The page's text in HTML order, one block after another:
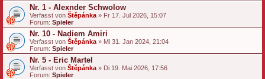
Nr. 1 - Alexnder Schwolow
Verfasst von Štěpánka » Fr 17. Jul 2026, 15:07
Forum: Spieler
Nr. 10 - Nadiem Amiri
Verfasst von Štěpánka » Mi 31. Jan 2024, 21:04
Forum: Spieler
Nr. 5 - Eric Martel
Verfasst von Štěpánka » Di 19. Mai 2026, 17:56
Forum: Spieler